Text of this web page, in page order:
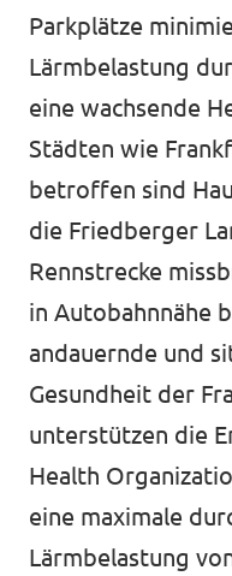
Parkplätze
Lärmbelastung
eine wachsende
Städten wie
betroffen sind
die Friedberger
Rennstrecke
in Autobahnnähe
andauernde und
Gesundheit der
unterstützen die
Health
eine maximale
Lärmbelastung